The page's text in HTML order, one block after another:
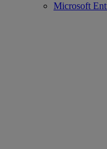
Microsoft